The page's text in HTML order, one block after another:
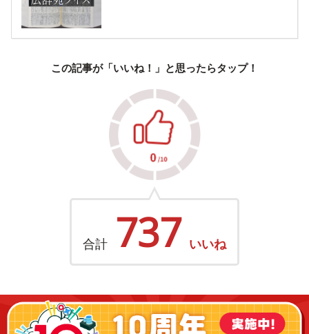
この記事が「いいね！」と思ったらタップ！
合計 737 いいね